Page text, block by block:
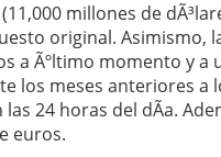
millones de
original. Asimismo,
a Ãºltimo momento y a
los meses anteriores a
24 horas del dÃ­a.
euros.